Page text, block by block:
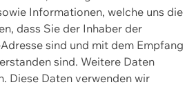
Informationen, welche uns die
dass Sie der Inhaber der
sind und mit dem Empfang
sind. Weitere Daten
Diese Daten verwenden wir